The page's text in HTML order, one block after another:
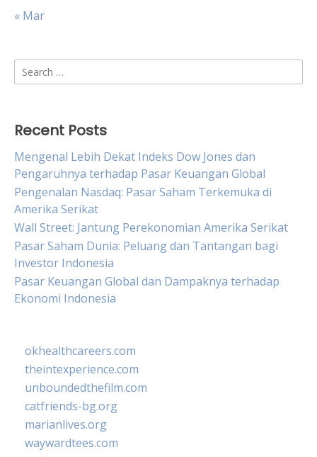
« Mar
Search
for:
Recent Posts
Mengenal Lebih Dekat Indeks Dow Jones dan
Pengaruhnya terhadap Pasar Keuangan Global
Pengenalan Nasdaq: Pasar Saham Terkemuka di
Amerika Serikat
Wall Street: Jantung Perekonomian Amerika Serikat
Pasar Saham Dunia: Peluang dan Tantangan bagi
Investor Indonesia
Pasar Keuangan Global dan Dampaknya terhadap
Ekonomi Indonesia
okhealthcareers.com
theintexperience.com
unboundedthefilm.com
catfriends-bg.org
marianlives.org
waywardtees.com